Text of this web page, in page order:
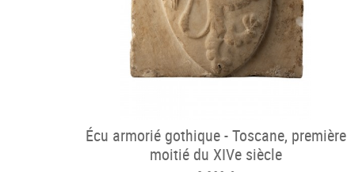
Écu armorié gothique - Toscane, première
moitié du XIVe siècle